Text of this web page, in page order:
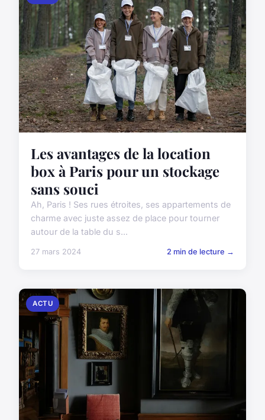
Les avantages de la location
box à Paris pour un stockage
sans souci
Ah, Paris ! Ses rues étroites, ses appartements de
charme avec juste assez de place pour tourner
autour de la table du s...
27 mars 2024 2 min de lecture →
ACTU